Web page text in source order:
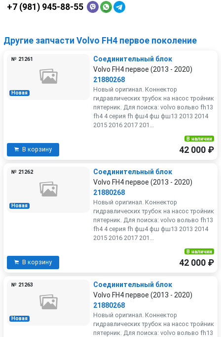
+7 (981) 945-88-55
Другие запчасти Volvo FH4 первое поколение
Новая
№ 21261
Соединительный блок
Volvo FH4 первое (2013 - 2020)
21880268
Новый оригинал. Коннектор
гидравлических трубок на насос тройник
пятерник. Для поиска: volvo вольво fh13
fh4 4 серия fh фш4 фш фш13 2013 2014
2015 2016 2017 201...
В корзину
В наличии
42 000 ₽
Новая
№ 21262
Соединительный блок
Volvo FH4 первое (2013 - 2020)
21880268
Новый оригинал. Коннектор
гидравлических трубок на насос тройник
пятерник. Для поиска: volvo вольво fh13
fh4 4 серия fh фш4 фш фш13 2013 2014
2015 2016 2017 201...
В корзину
В наличии
42 000 ₽
Новая
№ 21263
Соединительный блок
Volvo FH4 первое (2013 - 2020)
21880268
Новый оригинал. Коннектор
гидравлических трубок на насос тройник
пятерник. Для поиска: volvo вольво fh13